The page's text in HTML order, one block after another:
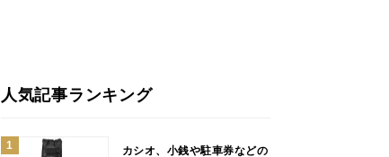
人気記事ランキング
カシオ、小銭や駐車券などの